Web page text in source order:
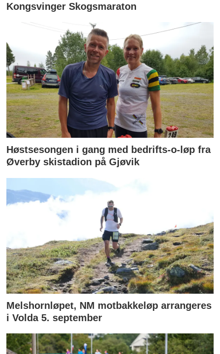
Kongsvinger Skogsmaraton
Høstsesongen i gang med bedrifts-o-løp fra
Øverby skistadion på Gjøvik
Melshornløpet, NM motbakkeløp arrangeres
i Volda 5. september